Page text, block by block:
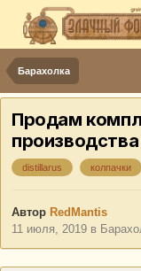
Барахолка
Продам
distillarus колпачки
Автор RedMantis
11 июля, 2019 в